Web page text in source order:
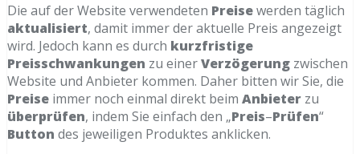
Die auf der Website verwendeten Preisewerden täglich
aktualisiert, damit immer der aktuelle Preis angezeigt
wird. Jedoch kann es durch kurzfristige
Preisschwankungen zu einerVerzögerung zwischen
Website und Anbieter kommen. Daher bitten wir Sie, die
Preise immer noch einmal direkt beim Anbieter zu
überprüfen, indem Sie einfach den „Preis–Prüfen“
Button des jeweiligen Produktes anklicken.